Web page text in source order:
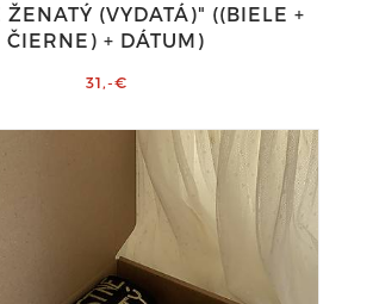
ŽENATÝ (VYDATÁ)" ((BIELE +
ČIERNE) + DÁTUM)
31,-€